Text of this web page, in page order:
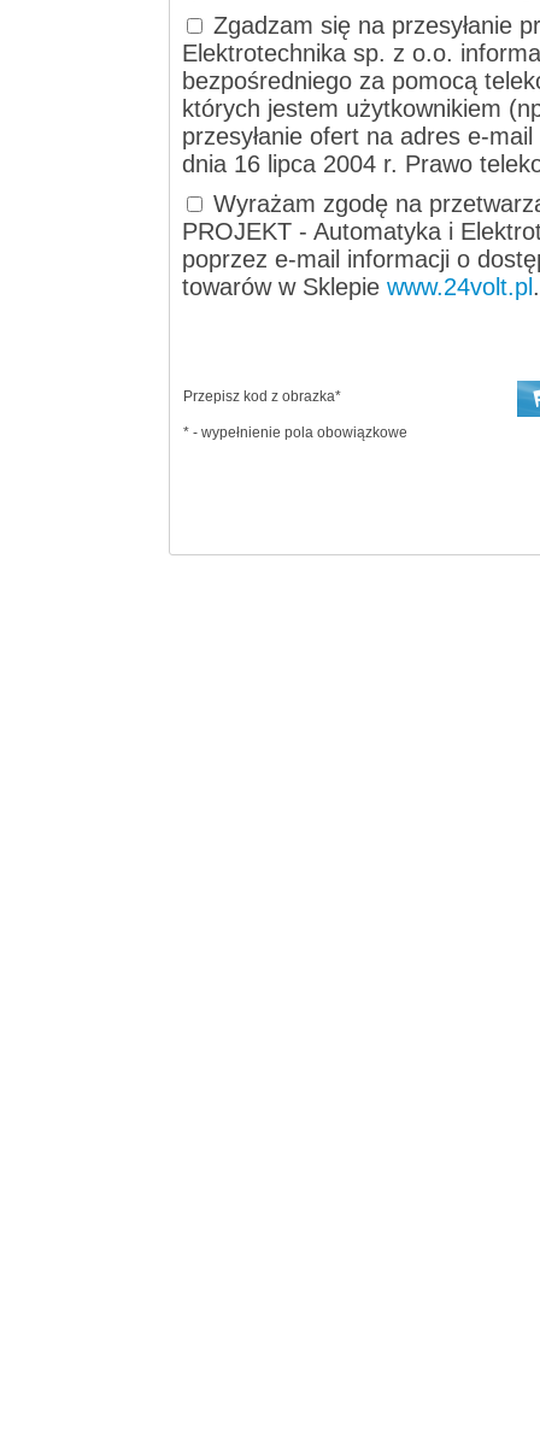
Zgadzam się na przesyłanie
Elektrotechnika sp. z o.o.
bezpośredniego za pomocą
których jestem użytkownikiem
przesyłanie ofert na adres e-
dnia 16 lipca 2004 r. Prawo
Wyrażam zgodę na
PROJEKT - Automatyka i
poprzez e-mail informacji o
towarów w Sklepie www.24volt.pl
Przepisz kod z obrazka*
* - wypełnienie pola obowiązkowe